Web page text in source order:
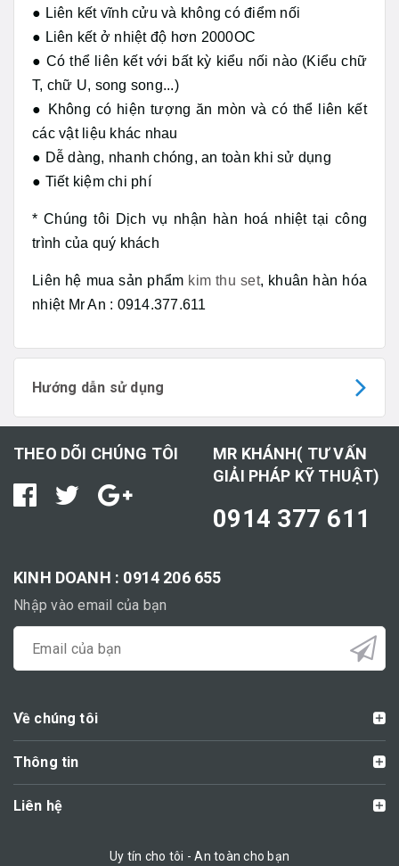
● Liên kết vĩnh cửu và không có điểm nối
● Liên kết ở nhiệt độ hơn 2000OC
● Có thể liên kết với bất kỳ kiểu nối nào (Kiểu chữ
T, chữ U, song song...)
● Không có hiện tượng ăn mòn và có thể liên kết
các vật liệu khác nhau
● Dễ dàng, nhanh chóng, an toàn khi sử dụng
● Tiết kiệm chi phí
* Chúng tôi Dịch vụ nhận hàn hoá nhiệt tại công
trình của quý khách
Liên hệ mua sản phẩm kim thu set, khuân hàn hóa
nhiệt Mr An : 0914.377.611
Hướng dẫn sử dụng
THEO DÕI CHÚNG TÔI
MR KHÁNH( TƯ VẤN
GIẢI PHÁP KỸ THUẬT)
0914 377 611
KINH DOANH : 0914 206 655
Nhập vào email của bạn
Về chúng tôi
Thông tin
Liên hệ
Uy tín cho tôi - An toàn cho bạn